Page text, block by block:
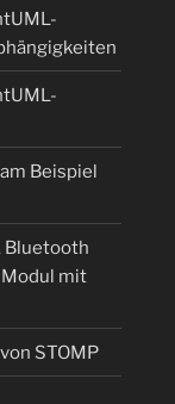
Beispiel
Bluetooth
Modul mit
STOMP